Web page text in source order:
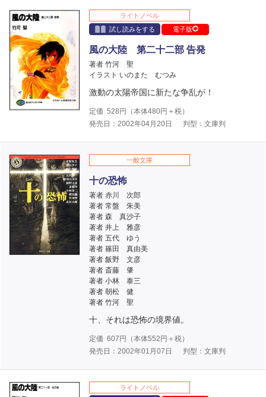
ライトノベル
試し読みをする
電子版
風の大陸 第二十二部 告発
著者 竹河 聖
イラスト いのまた むつみ
激動の太陽帝国に新たな争乱が！
定価 528 円（本体480円＋税）
発売日：2002年04月20日
判型：文庫判
一般文庫
十の恐怖
著者 赤川 次郎
著者 常盤 朱美
著者 森 真沙子
著者 井上 雅彦
著者 五代 ゆう
著者 篠田 真由美
著者 飯野 文彦
著者 斎藤 肇
著者 小林 泰三
著者 朝松 健
著者 竹河 聖
十、それは恐怖の境界値。
定価 607 円（本体552 円＋税）
発売日：2002年01月07日
判型：文庫判
ライトノベル